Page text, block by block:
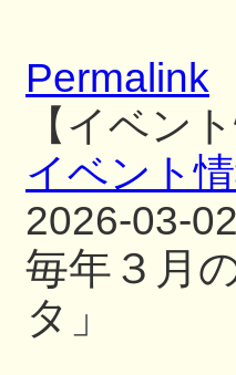
Permalink
【イベン
イベント
2026-03-02
毎年３月
タ」